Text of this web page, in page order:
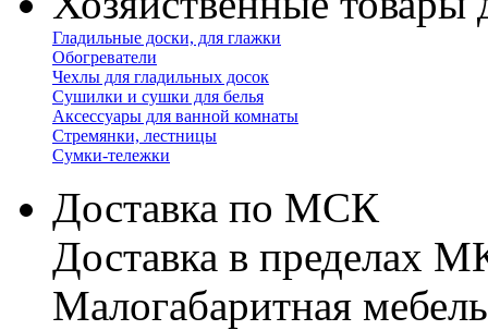
Гладильные доски, для глажки
Обогреватели
Чехлы для гладильных досок
Сушилки и сушки для белья
Аксессуары для ванной комнаты
Стремянки, лестницы
Сумки-тележки
Доставка по МСК
Доставка в пределах
Малогабаритная